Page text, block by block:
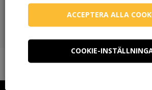
ACCEPTERA ALLA
COOKIE-